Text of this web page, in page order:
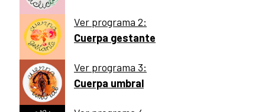
Ver programa 2:
Cuerpa gestante
Ver programa 3:
Cuerpa umbral